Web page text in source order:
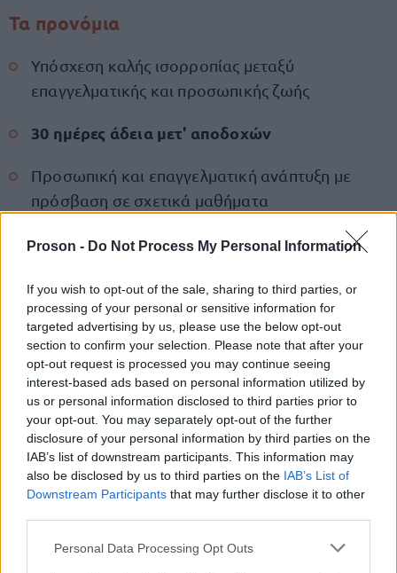
Proson - Do Not Process My Personal Information
If you wish to opt-out of the sale, sharing to third parties, or
processing of your personal or sensitive information for
targeted advertising by us, please use the below opt-out
section to confirm your selection. Please note that after your
opt-out request is processed you may continue seeing
interest-based ads based on personal information utilized by
us or personal information disclosed to third parties prior to
your opt-out. You may separately opt-out of the further
disclosure of your personal information by third parties on the
IAB’s list of downstream participants. This information may
also be disclosed by us to third parties on the IAB’s List of
Downstream Participants that may further disclose it to other
Please note that this website/app uses one or more Google
Personal Data Processing Opt Outs
Τα προνόμια
Υπόσχεση καλής ισορροπίας μεταξύ
επαγγελματικής και προσωπικής ζωής
30 ημέρες άδεια μετ' αποδοχών
Προσωπική και επαγγελματική ανάπτυξη με
πρόσβαση σε σχετικά μαθήματα
Ευκαιρίες για επαγγελματική εξέλιξη
Πρόσθετη ασφάλεια υγείας πακέτο Luxe (που
καλύπτει παιδιά κάτω των 18 ετών,
οδοντιατρική και όραση)
Η ασφάλεια υγείας των Best Doctors παρέχει
πρόσβαση στην καλύτερη ιατρική θεραπεία
παγκοσμίως
Μια προκλητική εργασία πλήρους
απασχόλησης σε μια διεθνή και ταχέως
αναπτυσσόμενη εταιρεία.